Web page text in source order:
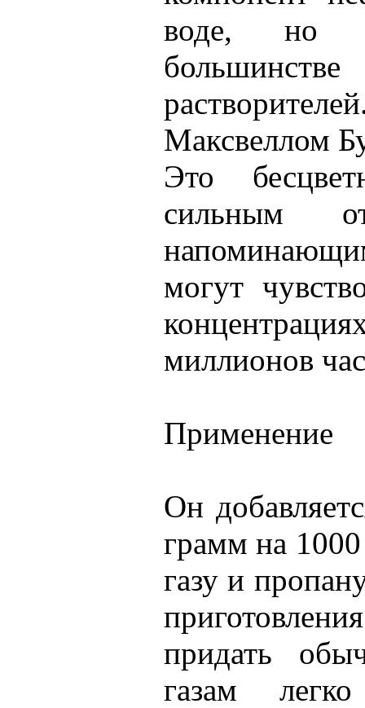
воде, но
Максвеллом
Это
сильным
могут
миллионов
Применение
Он
грамм на
газу и
придать
газам